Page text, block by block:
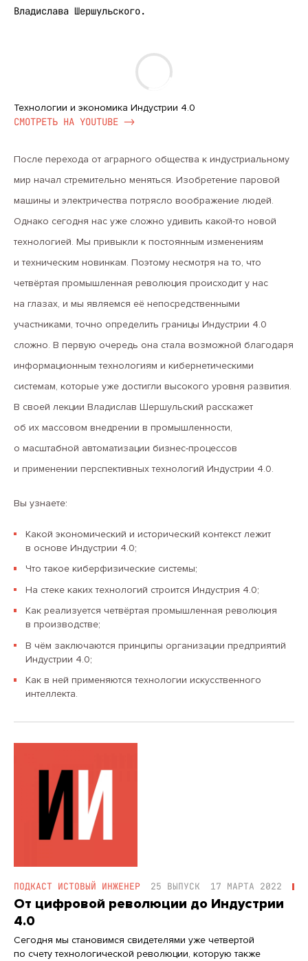
Владислава Шершульского.
Технологии и экономика Индустрии 4.0
CМОТРЕТЬ НА YOUTUBE ->
После перехода от аграрного общества к индустриальному
мир начал стремительно меняться. Изобретение паровой
машины и электричества потрясло воображение людей.
Однако сегодня нас уже сложно удивить какой-то новой
технологией. Мы привыкли к постоянным изменениям
и техническим новинкам. Поэтому несмотря на то, что
четвёртая промышленная революция происходит у нас
на глазах, и мы являемся её непосредственными
участниками, точно определить границы Индустрии 4.0
сложно. В первую очередь она стала возможной благодаря
информационным технологиям и кибернетическими
системам, которые уже достигли высокого уровня развития.
В своей лекции Владислав Шершульский расскажет
об их массовом внедрении в промышленности,
о масштабной автоматизации бизнес-процессов
и применении перспективных технологий Индустрии 4.0.
Вы узнаете:
Какой экономический и исторический контекст лежит
в основе Индустрии 4.0;
Что такое киберфизические системы;
На стеке каких технологий строится Индустрия 4.0;
Как реализуется четвёртая промышленная революция
в производстве;
В чём заключаются принципы организации предприятий
Индустрии 4.0;
Как в ней применяются технологии искусственного
интеллекта.
ПОДКАСТ ИСТОВЫЙ ИНЖЕНЕР 25 ВЫПУСК 17 МАРТА 2022
От цифровой революции до Индустрии
4.0
Сегодня мы становимся свидетелями уже четвертой
по счету технологической революции, которую также